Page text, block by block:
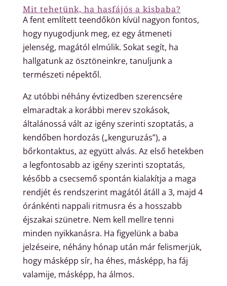
Mit tehetünk, ha hasfájós a kisbaba?
A fent említett teendőkön kívül nagyon fontos,
hogy nyugodjunk meg, ez egy átmeneti
jelenség, magától elmúlik. Sokat segít, ha
hallgatunk az ösztöneinkre, tanuljunk a
természeti népektől.
Az utóbbi néhány évtizedben szerencsére
elmaradtak a korábbi merev szokások,
általánossá vált az igény szerinti szoptatás, a
kendőben hordozás („kenguruzás”), a
bőrkontaktus, az együtt alvás. Az első hetekben
a legfontosabb az igény szerinti szoptatás,
később a csecsemő spontán kialakítja a maga
rendjét és rendszerint magától átáll a 3, majd 4
óránkénti nappali ritmusra és a hosszabb
éjszakai szünetre. Nem kell mellre tenni
minden nyikkanásra. Ha figyelünk a baba
jelzéseire, néhány hónap után már felismerjük,
hogy másképp sír, ha éhes, másképp, ha fáj
valamije, másképp, ha álmos.